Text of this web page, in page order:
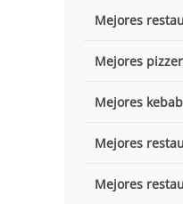
Mejores
Mejores
Mejores kebab
Mejores
Mejores